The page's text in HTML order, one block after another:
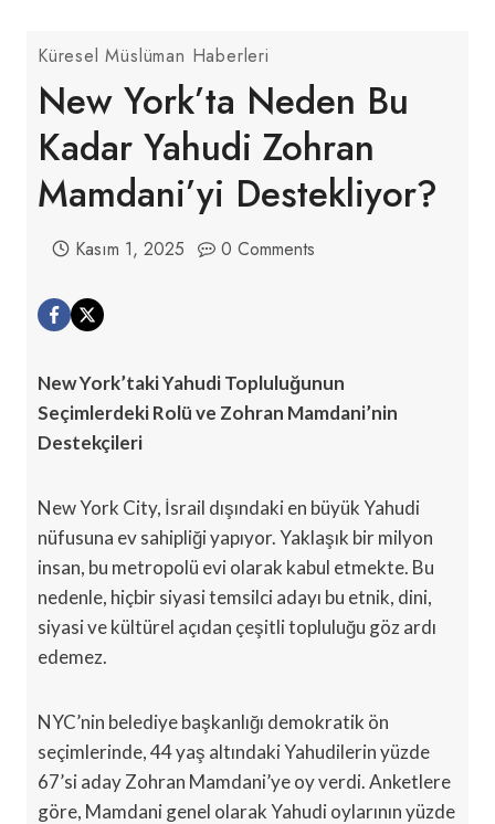
Küresel Müslüman Haberleri
New York’ta Neden Bu
Kadar Yahudi Zohran
Mamdani’yi Destekliyor?
Kasım 1, 2025 0 Comments
New York’taki Yahudi Topluluğunun
Seçimlerdeki Rolü ve Zohran Mamdani’nin
Destekçileri
New York City, İsrail dışındaki en büyük Yahudi
nüfusuna ev sahipliği yapıyor. Yaklaşık bir milyon
insan, bu metropolü evi olarak kabul etmekte. Bu
nedenle, hiçbir siyasi temsilci adayı bu etnik, dini,
siyasi ve kültürel açıdan çeşitli topluluğu göz ardı
edemez.
NYC’nin belediye başkanlığı demokratik ön
seçimlerinde, 44 yaş altındaki Yahudilerin yüzde
67’si aday Zohran Mamdani’ye oy verdi. Anketlere
göre, Mamdani genel olarak Yahudi oylarının yüzde